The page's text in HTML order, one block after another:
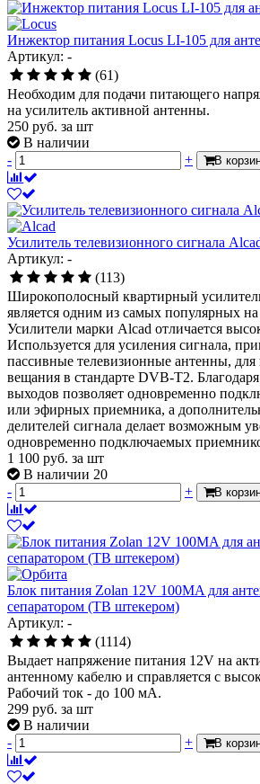
Инжектор питания Locus LI-105 для
Артикул: -
(61)
Необходим для подачи питающего
на усилитель активной антенны.
250 руб. за шт
В наличии
-
+ В
Усилитель телевизионного сигнала
Артикул: -
(113)
Широкополосный квартирный
является одним из самых популярных
Усилители марки Alcad отличается
Используется для усиления сигнала,
пассивные телевизионные антенны,
вещания в стандарте DVB-T2.
выходов позволяет одновременно
или эфирных приемника, а
делителей сигнала делает возможным
одновременно подключаемых
1 100 руб. за шт
В наличии 20
-
+ В
Блок питания Zolan 12V 100MA для
сепаратором (ТВ штекером)
Артикул: -
(1114)
Выдает напряжение питания 12V на
антенному кабелю и справляется с
Рабочий ток - до 100 мА.
299 руб. за шт
В наличии
-
+ В